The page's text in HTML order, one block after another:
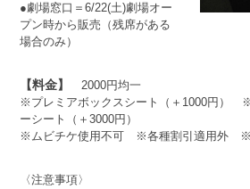
●劇場窓口＝6/22(土)劇場オー
プン時から販売（残席がある
場合のみ）
【料金】
2000円均一
※プレミアボックスシート（＋1000円）
ーシート（＋3000円）
※ムビチケ使用不可 ※各種割引適用外 ※
〈注意事項〉